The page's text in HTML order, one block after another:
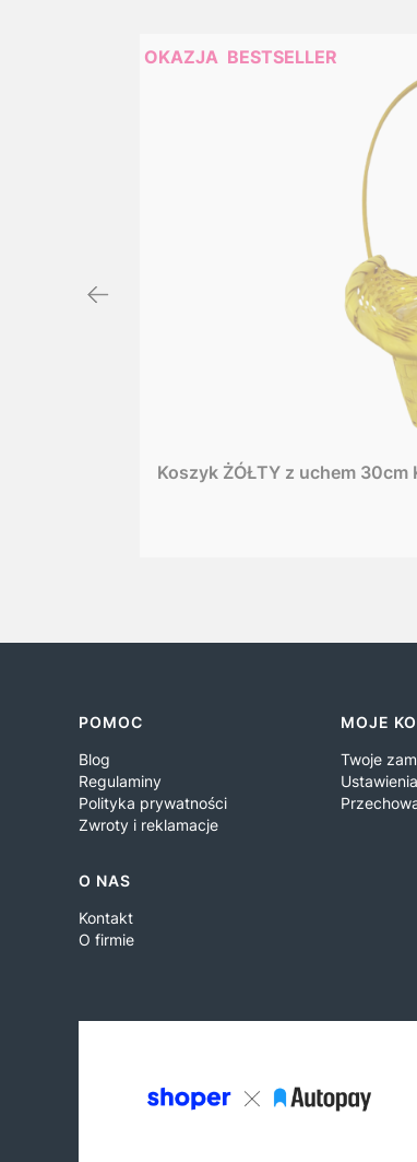
OKAZJA BESTSELLER
Koszyk ŻÓŁTY z uchem 30cm
Linki w stopce
POMOC
Blog
Regulaminy
Polityka prywatności
Zwroty i reklamacje
MOJE
Twoje
O NAS
Kontakt
O firmie